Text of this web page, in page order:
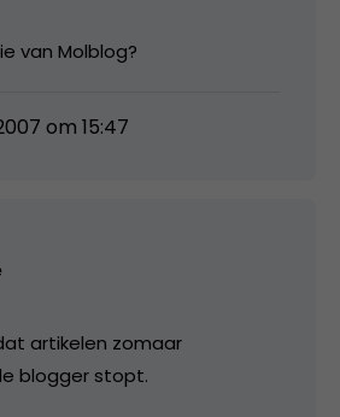
van Molblog?
om 15:47
artikelen zomaar
blogger stopt.